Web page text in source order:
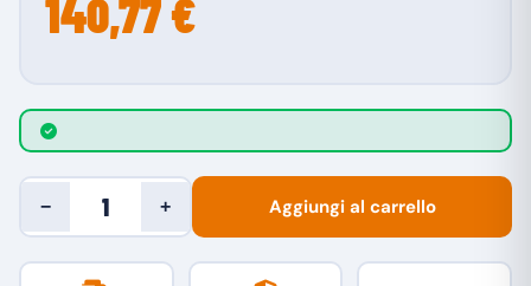
140,77 €
− + Aggiungi al carrello